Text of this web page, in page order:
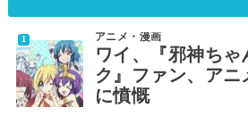
アニメ・漫画
ワイ、『邪神ちゃ
ク』ファン、アニ
に憤慨